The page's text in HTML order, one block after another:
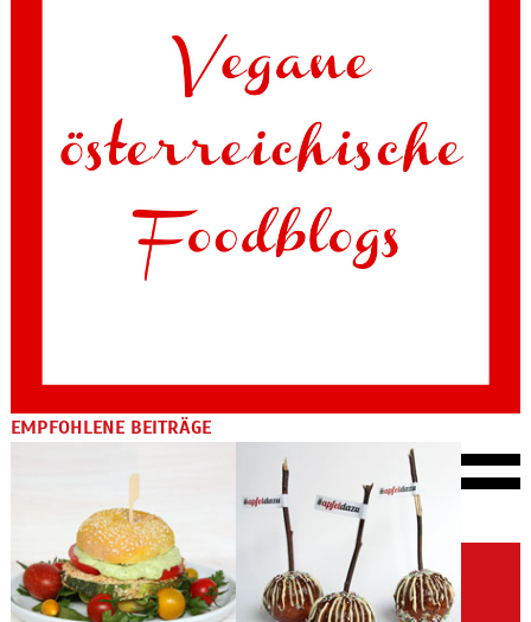
EMPFOHLENE BEITRÄGE